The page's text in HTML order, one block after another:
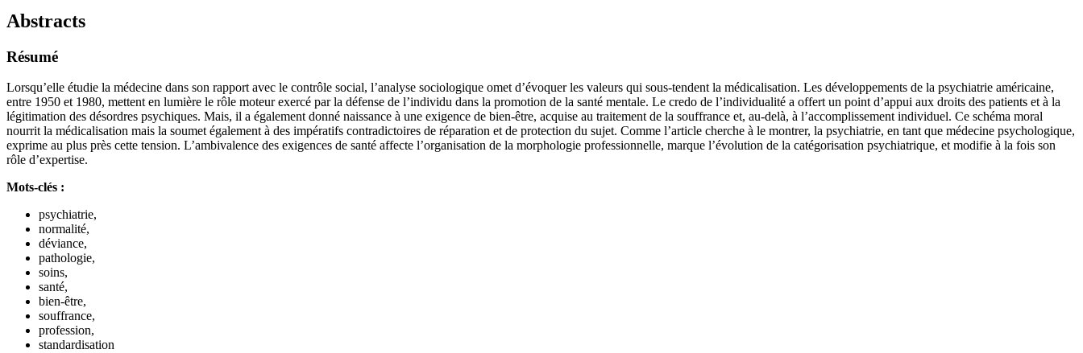
Abstracts
Résumé
Lorsqu’elle étudie la médecine dans son rapport avec le contrôle social, l’analyse sociologique omet d’évoquer les valeurs qui sous-tendent la médicalisation. Les développements de la psychiatrie américaine,
entre 1950 et 1980, mettent en lumière le rôle moteur exercé par la défense de l’individu dans la promotion de la santé mentale. Le credo de l’individualité a offert un point d’appui aux droits des patients et à la
légitimation des désordres psychiques. Mais, il a également donné naissance à une exigence de bien-être, acquise au traitement de la souffrance et, au-delà, à l’accomplissement individuel. Ce schéma moral
nourrit la médicalisation mais la soumet également à des impératifs contradictoires de réparation et de protection du sujet. Comme l’article cherche à le montrer, la psychiatrie, en tant que médecine psychologique,
exprime au plus près cette tension. L’ambivalence des exigences de santé affecte l’organisation de la morphologie professionnelle, marque l’évolution de la catégorisation psychiatrique, et modifie à la fois son
rôle d’expertise.
Mots-clés :
psychiatrie,
normalité,
déviance,
pathologie,
soins,
santé,
bien-être,
souffrance,
profession,
standardisation